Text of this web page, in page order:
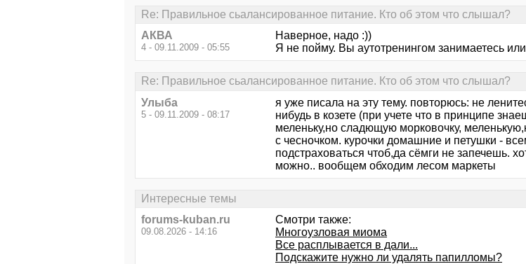
Re: Правильное сьалансированное питание. Кто об этом что слышал?
АКВА
4 - 09.11.2009 - 05:55
Наверное, надо :))
Я не пойму. Вы аутотренингом занимаетесь
Re: Правильное сьалансированное питание. Кто об этом что слышал?
Улыба
5 - 09.11.2009 - 08:17
я уже писала на эту тему. повторюсь: не
нибудь в козете (при учете что в принципе
меленьку,но сладющую морковочку,
с чесночком. курочки домашние и петушки -
подстраховаться чтоб,да сёмги не запечешь.
можно.. вообщем обходим лесом маркеты
Интересные темы
forums-kuban.ru
09.08.2026 - 14:16
Смотри также:
Многоузловая миома
Все расплывается в дали...
Подскажите нужно ли удалять папилломы?